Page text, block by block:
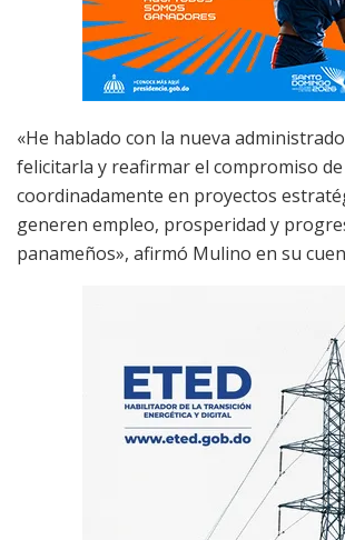
«He hablado con la nueva
felicitarla y reafirmar el compromiso
coordinadamente en proyectos
generen empleo, prosperidad y
panameños», afirmó Mulino en su